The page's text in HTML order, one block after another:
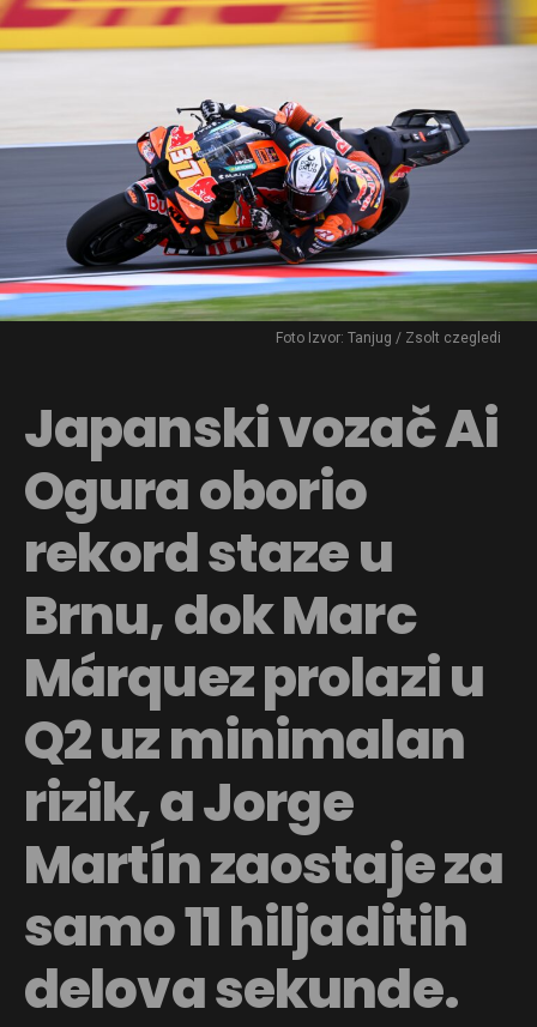
Foto Izvor: Tanjug / Zsolt czegledi
Japanski vozač Ai
Ogura oborio
rekord staze u
Brnu, dok Marc
Márquez prolazi u
Q2 uz minimalan
rizik, a Jorge
Martín zaostaje za
samo 11 hiljaditih
delova sekunde.